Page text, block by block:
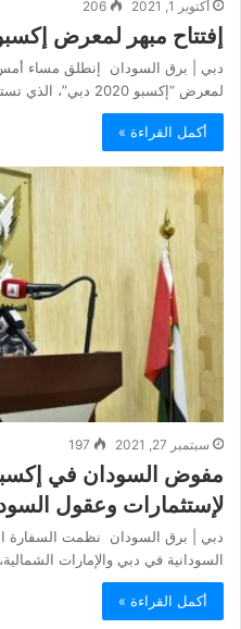
أكتوبر 1, 2021 206
إفتتاح مبهر لمعرض إكسبو 2020 في
دبي | برق السودان إنطلق مساء
لمعرض “إكسبو 2020 دبي”، الذي تستضيفه دولة الإمارات العربية…
أكمل القراءة »
سبتمبر 27, 2021 197
مفوض السودان في
لإستثمارات وعقول
دبي | برق السودان نظمت السفارة
السودانية في دبي والإمارات
أكمل القراءة »